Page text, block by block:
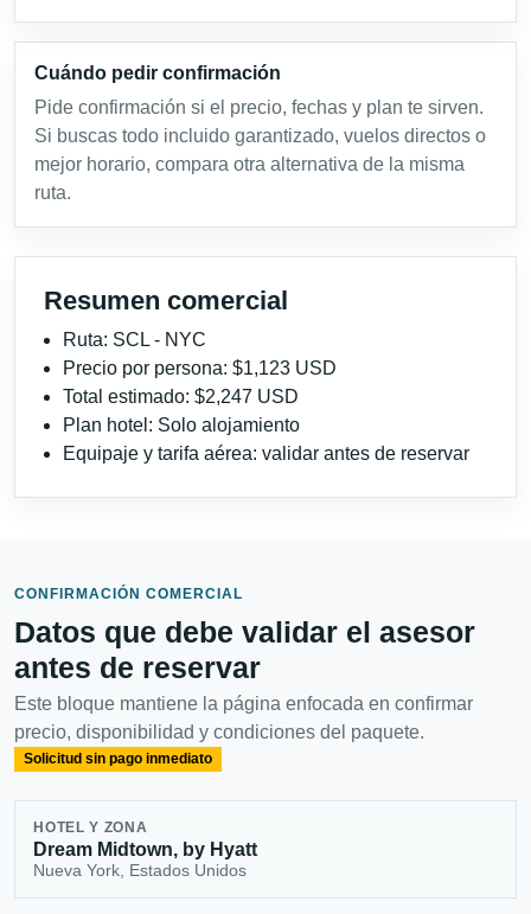
Cuándo pedir confirmación
Pide confirmación si el precio, fechas y plan te sirven.
Si buscas todo incluido garantizado, vuelos directos o
mejor horario, compara otra alternativa de la misma
ruta.
Resumen comercial
Ruta: SCL - NYC
Precio por persona: $1,123 USD
Total estimado: $2,247 USD
Plan hotel: Solo alojamiento
Equipaje y tarifa aérea: validar antes de reservar
CONFIRMACIÓN COMERCIAL
Datos que debe validar el asesor
antes de reservar
Este bloque mantiene la página enfocada en confirmar
precio, disponibilidad y condiciones del paquete.
Solicitud sin pago inmediato
HOTEL Y ZONA
Dream Midtown, by Hyatt
Nueva York, Estados Unidos